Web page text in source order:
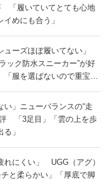
「履いていてとても心地
めにも合う」
ューズほぼ履いてない」
ック防水スニーカー”が好
服を選ばないので重宝」
い」ニューバランスの“走
「3足目」「雲の上を歩
」
れにくい」 UGG（アグ）
と柔らかい」「厚底で脚